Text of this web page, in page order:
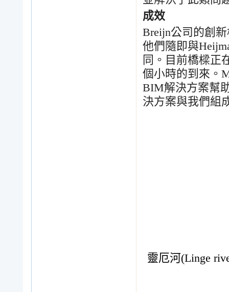
成效
Breijn公司的創
他們隨即與
同。目前橋樑正
個小時的到來。
BIM解決方案幫
決方案與我們組
靈厄河(Linge